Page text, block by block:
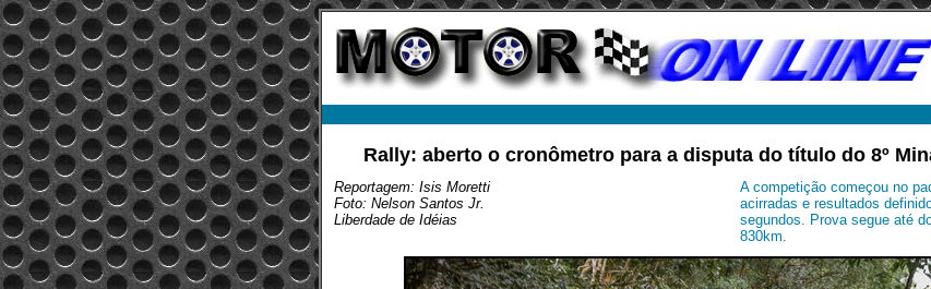
Rally: aberto o cronômetro para a disputa do título do 8º
Reportagem: Isis Moretti
Foto: Nelson Santos Jr.
Liberdade de Idéias
A competição começou no
acirradas e resultados
segundos. Prova segue até
830km.